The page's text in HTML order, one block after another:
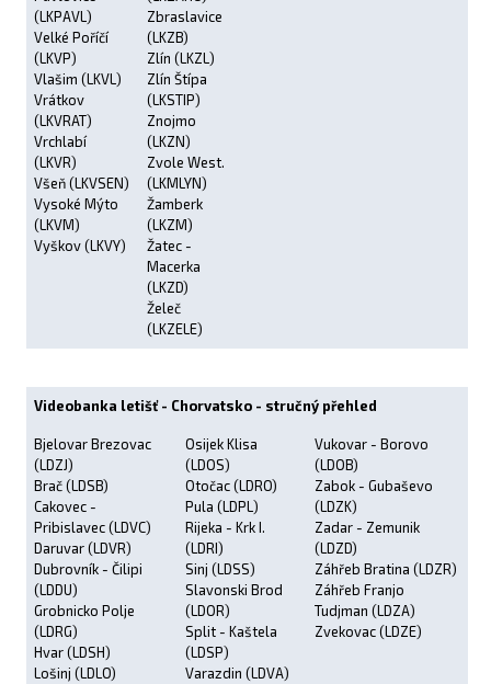
(LKPAVL)
Velké Poříčí
(LKVP)
Vlašim (LKVL)
Vrátkov
(LKVRAT)
Vrchlabí
(LKVR)
Všeň (LKVSEN)
Vysoké Mýto
(LKVM)
Vyškov (LKVY)
Zbraslavice
(LKZB)
Zlín (LKZL)
Zlín Štípa
(LKSTIP)
Znojmo
(LKZN)
Zvole West.
(LKMLYN)
Žamberk
(LKZM)
Žatec -
Macerka
(LKZD)
Želeč
(LKZELE)
Videobanka letišť - Chorvatsko - stručný přehled
Bjelovar Brezovac
(LDZJ)
Brač (LDSB)
Cakovec -
Pribislavec (LDVC)
Daruvar (LDVR)
Dubrovník - Čilipi
(LDDU)
Grobnicko Polje
(LDRG)
Hvar (LDSH)
Lošinj (LDLO)
Osijek Klisa
(LDOS)
Otočac (LDRO)
Pula (LDPL)
Rijeka - Krk I.
(LDRI)
Sinj (LDSS)
Slavonski Brod
(LDOR)
Split - Kaštela
(LDSP)
Varazdin (LDVA)
Vukovar - Borovo
(LDOB)
Zabok - Gubaševo
(LDZK)
Zadar - Zemunik
(LDZD)
Záhřeb Bratina (LDZR)
Záhřeb Franjo
Tudjman (LDZA)
Zvekovac (LDZE)